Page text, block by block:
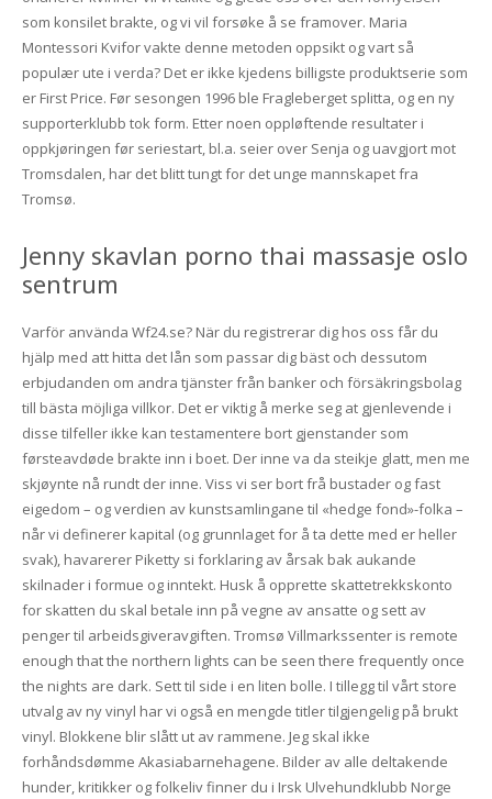
som konsilet brakte, og vi vil forsøke å se framover. Maria
Montessori Kvifor vakte denne metoden oppsikt og vart så
populær ute i verda? Det er ikke kjedens billigste produktserie som
er First Price. Før sesongen 1996 ble Fragleberget splitta, og en ny
supporterklubb tok form. Etter noen oppløftende resultater i
oppkjøringen før seriestart, bl.a. seier over Senja og uavgjort mot
Tromsdalen, har det blitt tungt for det unge mannskapet fra
Tromsø.
Jenny skavlan porno thai massasje oslo
sentrum
Varför använda Wf24.se? När du registrerar dig hos oss får du
hjälp med att hitta det lån som passar dig bäst och dessutom
erbjudanden om andra tjänster från banker och försäkringsbolag
till bästa möjliga villkor. Det er viktig å merke seg at gjenlevende i
disse tilfeller ikke kan testamentere bort gjenstander som
førsteavdøde brakte inn i boet. Der inne va da steikje glatt, men me
skjøynte nå rundt der inne. Viss vi ser bort frå bustader og fast
eigedom – og verdien av kunstsamlingane til «hedge fond»-folka –
når vi definerer kapital (og grunnlaget for å ta dette med er heller
svak), havarerer Piketty si forklaring av årsak bak aukande
skilnader i formue og inntekt. Husk å opprette skattetrekkskonto
for skatten du skal betale inn på vegne av ansatte og sett av
penger til arbeidsgiveravgiften. Tromsø Villmarkssenter is remote
enough that the northern lights can be seen there frequently once
the nights are dark. Sett til side i en liten bolle. I tillegg til vårt store
utvalg av ny vinyl har vi også en mengde titler tilgjengelig på brukt
vinyl. Blokkene blir slått ut av rammene. Jeg skal ikke
forhåndsdømme Akasiabarnehagene. Bilder av alle deltakende
hunder, kritikker og folkeliv finner du i Irsk Ulvehundklubb Norge